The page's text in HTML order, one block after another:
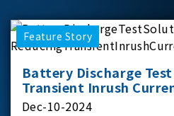
Feature Story
Battery Discharge
Transient Inrush
Dec-10-2024